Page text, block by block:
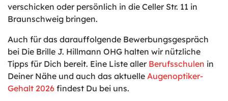
verschicken oder persönlich in die Celler Str. 11 in
Braunschweig bringen.
Auch für das darauffolgende Bewerbungsgespräch
bei Die Brille J. Hillmann OHG halten wir nützliche
Tipps für Dich bereit. Eine Liste aller Berufsschulen in
Deiner Nähe und auch das aktuelle Augenoptiker-
Gehalt 2026 findest Du bei uns.